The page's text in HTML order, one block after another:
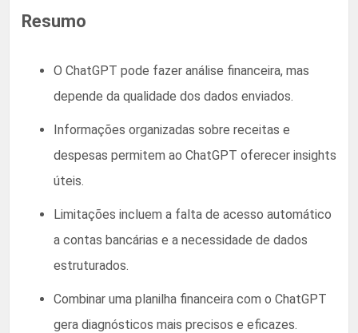
Resumo
O ChatGPT pode fazer análise financeira, mas
depende da qualidade dos dados enviados.
Informações organizadas sobre receitas e
despesas permitem ao ChatGPT oferecer insights
úteis.
Limitações incluem a falta de acesso automático
a contas bancárias e a necessidade de dados
estruturados.
Combinar uma planilha financeira com o ChatGPT
gera diagnósticos mais precisos e eficazes.